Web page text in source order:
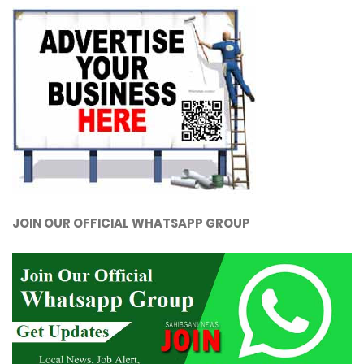
JOIN OUR OFFICIAL WHATSAPP GROUP